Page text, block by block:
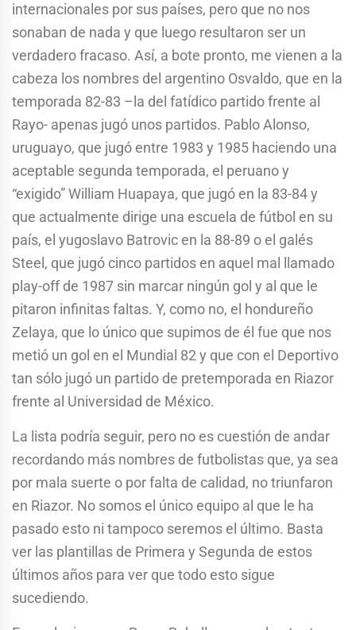
internacionales por sus países, pero que no nos
sonaban de nada y que luego resultaron ser un
verdadero fracaso. Así, a bote pronto, me vienen a la
cabeza los nombres del argentino Osvaldo, que en la
temporada 82-83 –la del fatídico partido frente al
Rayo- apenas jugó unos partidos. Pablo Alonso,
uruguayo, que jugó entre 1983 y 1985 haciendo una
aceptable segunda temporada, el peruano y
“exigido” William Huapaya, que jugó en la 83-84 y
que actualmente dirige una escuela de fútbol en su
país, el yugoslavo Batrovic en la 88-89 o el galés
Steel, que jugó cinco partidos en aquel mal llamado
play-off de 1987 sin marcar ningún gol y al que le
pitaron infinitas faltas. Y, como no, el hondureño
Zelaya, que lo único que supimos de él fue que nos
metió un gol en el Mundial 82 y que con el Deportivo
tan sólo jugó un partido de pretemporada en Riazor
frente al Universidad de México.
La lista podría seguir, pero no es cuestión de andar
recordando más nombres de futbolistas que, ya sea
por mala suerte o por falta de calidad, no triunfaron
en Riazor. No somos el único equipo al que le ha
pasado esto ni tampoco seremos el último. Basta
ver las plantillas de Primera y Segunda de estos
últimos años para ver que todo esto sigue
sucediendo.